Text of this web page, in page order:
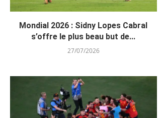
Mondial 2026 : Sidny Lopes Cabral
s’offre le plus beau but de...
27/07/2026